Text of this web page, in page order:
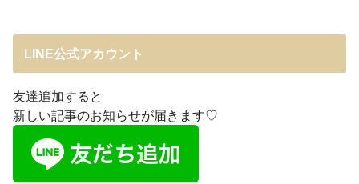
LINE公式アカウント
友達追加すると
新しい記事のお知らせが届きます♡